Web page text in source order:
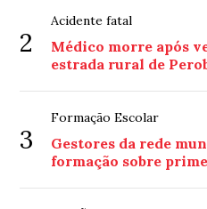
2
Acidente fatal
Médico morre após
estrada rural de
3
Formação Escolar
Gestores da rede
formação sobre